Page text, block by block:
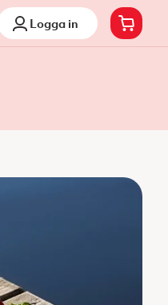
Logga in